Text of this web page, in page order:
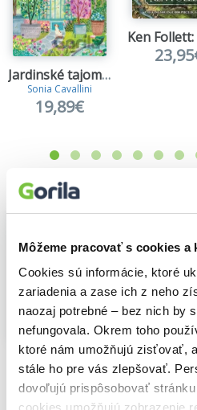
Môžeme pracovať s cookies a
Cookies sú informácie, ktoré
zariadenia a zase ich z neho
naozaj potrebné – bez nich by
nefungovala. Okrem toho
ktoré nám umožňujú zisťovať,
stále ho pre vás zlepšovať.
dovoľujú prispôsobovať
cookies umožňujú zobrazenie
Jardinské tajomstvo
Sonia Cavallini
19,89€
Jardinské tajomstvo
Sonia Cavallini
19,89€